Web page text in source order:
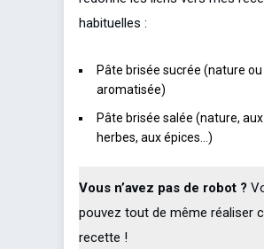
habituelles :
Pâte brisée sucrée (nature ou
aromatisée)
Pâte brisée salée (nature, aux
herbes, aux épices…)
Vous n’avez pas de robot ?
pouvez tout de même réaliser
recette !